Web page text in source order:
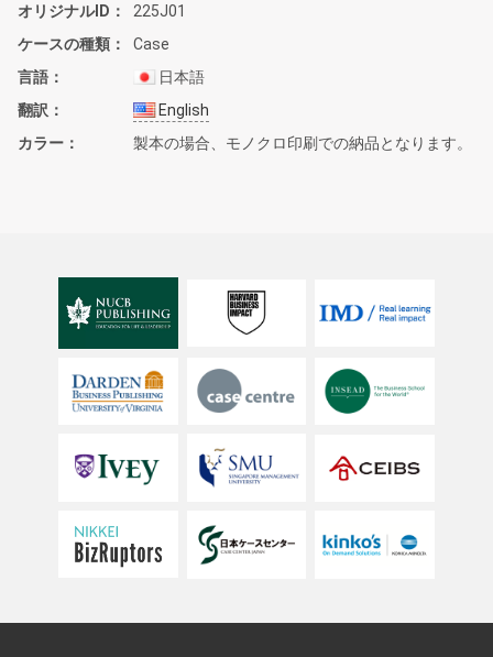
オリジナルID
225J01
ケースの種類
Case
言語
日本語
翻訳
English
カラー
製本の場合、モノクロ印刷での納品となります。